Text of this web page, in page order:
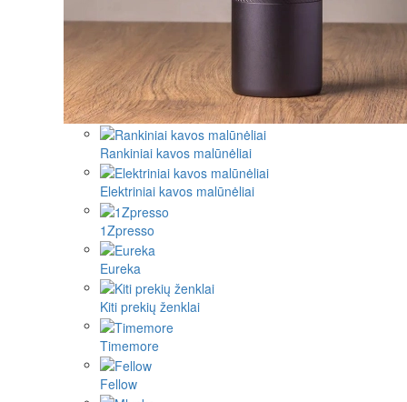
Rankiniai kavos malūnėliai
Elektriniai kavos malūnėliai
1Zpresso
Eureka
Kiti prekių ženklai
Timemore
Fellow